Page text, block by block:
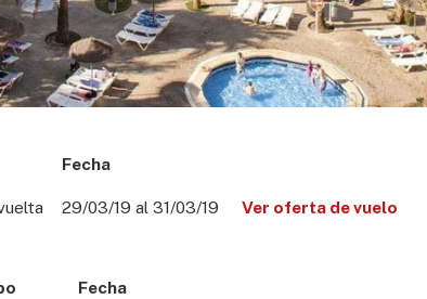
Fecha
29/03/19 al 31/03/19 Ver oferta de vuelo
Fecha